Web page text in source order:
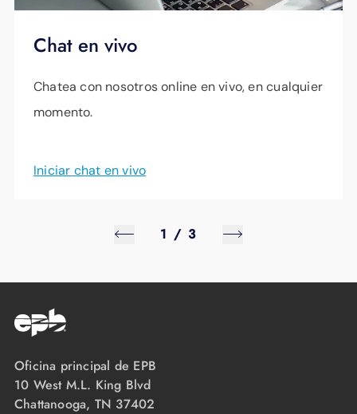
Chat en vivo
Chatea con nosotros online en vivo, en cualquier
momento.
Iniciar chat en vivo
1 / 3
Oficina principal de EPB
10 West M.L. King Blvd
Chattanooga, TN 37402